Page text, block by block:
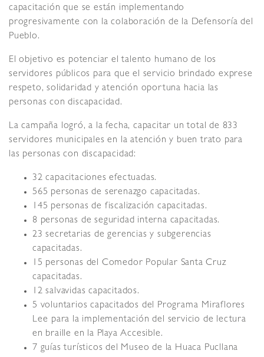
capacitación que se están implementando
progresivamente con la colaboración de la Defensoría del
Pueblo.
El objetivo es potenciar el talento humano de los
servidores públicos para que el servicio brindado exprese
respeto, solidaridad y atención oportuna hacia las
personas con discapacidad.
La campaña logró, a la fecha, capacitar un total de 833
servidores municipales en la atención y buen trato para
las personas con discapacidad:
32 capacitaciones efectuadas.
565 personas de serenazgo capacitadas.
145 personas de fiscalización capacitadas.
8 personas de seguridad interna capacitadas.
23 secretarias de gerencias y subgerencias
capacitadas.
15 personas del Comedor Popular Santa Cruz
capacitadas.
12 salvavidas capacitados.
5 voluntarios capacitados del Programa Miraflores
Lee para la implementación del servicio de lectura
en braille en la Playa Accesible.
7 guías turísticos del Museo de la Huaca Pucllana